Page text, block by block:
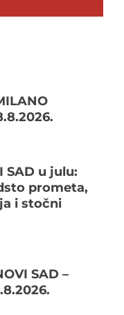
SAD u julu:
prometa,
i stočni
SAD –